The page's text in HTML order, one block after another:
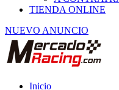
NUEVO ANUNCIO
Vehículos de